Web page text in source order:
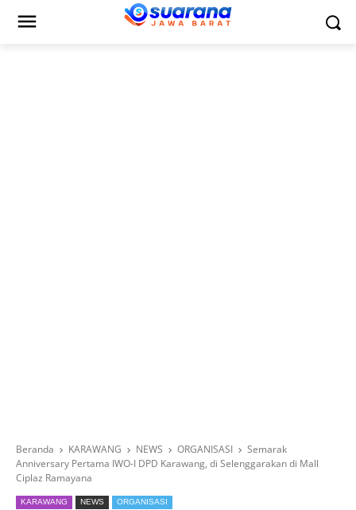
Beranda KARAWANG NEWS ORGANISASI
Semarak
Anniversary Pertama IWO-I DPD Karawang, di Selenggarakan di Mall
Ciplaz Ramayana
KARAWANG NEWS ORGANISASI